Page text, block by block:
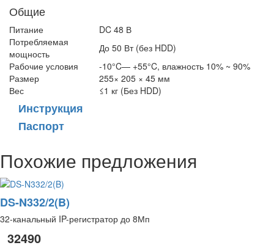
Общие
Питание
DC 48 В
Потребляемая
мощность
До 50 Вт (без HDD)
Рабочие условия
-10°C— +55°C, влажность 10% ~ 90%
Размер
255× 205 × 45 мм
Вес
≤1 кг (Без HDD)
Инструкция
Паспорт
Похожие предложения
DS-N332/2(B)
32-канальный IP-регистратор до 8Мп
32490